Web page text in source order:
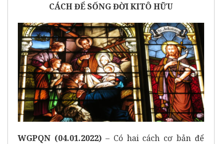
CÁCH ĐỂ SỐNG ĐỜI KITÔ HỮU
WGPQN (04.01.2022)– Có hai cách cơ bản để